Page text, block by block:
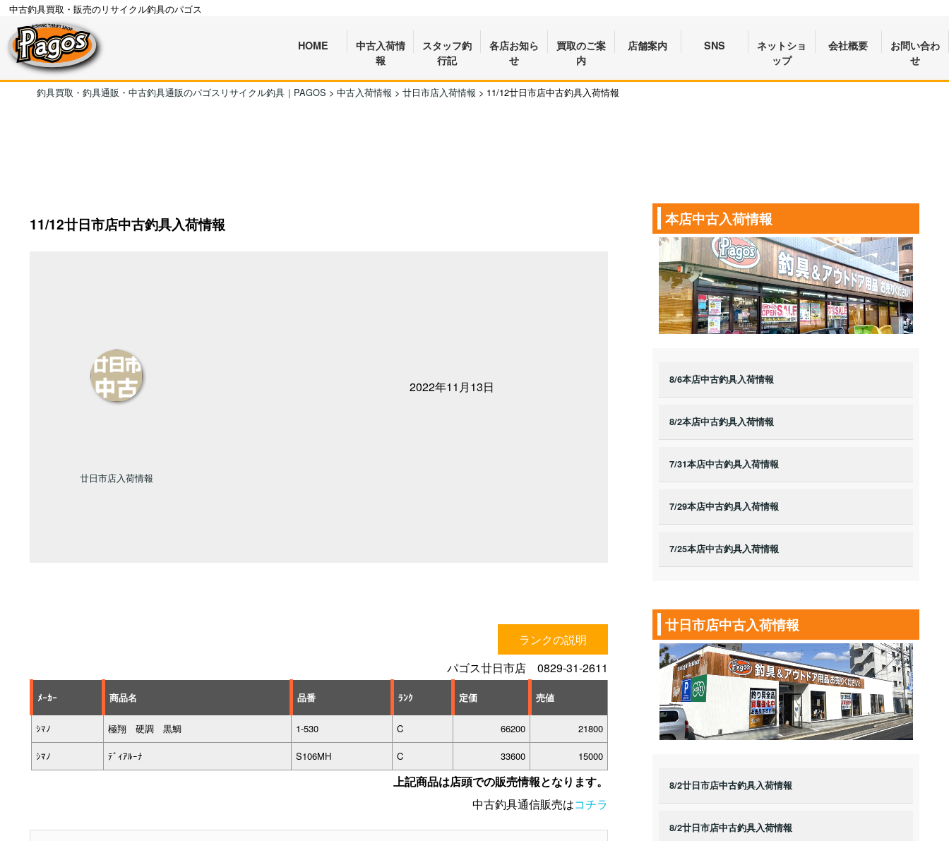
中古釣具買取・販売のリサイクル釣具のパゴス
HOME
中古入荷情
報
スタッフ釣
行記
各店お知ら
せ
買取のご案
内
店舗案内 SNS
ネットショ
ップ
会社概要
お問い合わ
せ
釣具買取・釣具通販・中古釣具通販のパゴスリサイクル釣具｜PAGOS > 中古入荷情報 > 廿日市店入荷情報 > 11/12廿日市店中古釣具入荷情報
11/12廿日市店中古釣具入荷情報
廿日市店入荷情報
2022年11月13日
ランクの説明
パゴス廿日市店 0829-31-2611
ﾒｰｶｰ 商品名 品番 ﾗﾝｸ 定価 売値
ｼﾏﾉ 極翔 硬調 黒鯛 1-530 C 66200 21800
ｼﾏﾉ ﾃﾞｨｱﾙｰﾅ S106MH C 33600 15000
上記商品は店頭での販売情報となります。
中古釣具通信販売はコチラ
本店中古入荷情報
8/6本店中古釣具入荷情報
8/2本店中古釣具入荷情報
7/31本店中古釣具入荷情報
7/29本店中古釣具入荷情報
7/25本店中古釣具入荷情報
廿日市店中古入荷情報
8/2廿日市店中古釣具入荷情報
8/2廿日市店中古釣具入荷情報